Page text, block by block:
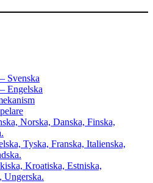
Svenska
Engelska
Norska, Danska, Finska,
Tyska, Franska, Italienska,
Kroatiska, Estniska,
Ungerska.